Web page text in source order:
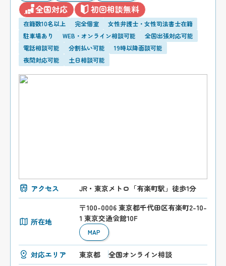
全国対応 初回相談無料
在籍数10名以上 完全個室
女性弁護士・女性司法書士在籍
駐車場あり
WEB・オンライン相談可能
全国出張対応可能
電話相談可能
分割払い可能
19時以降面談可能
夜間対応可能
土日相談可能
アクセス JR・東京メトロ「有楽町駅」徒歩1分
所在地
〒100-0006 東京都千代田区有楽町2-10-
1 東京交通会館10F
MAP
対応エリア 東京都 全国オンライン相談